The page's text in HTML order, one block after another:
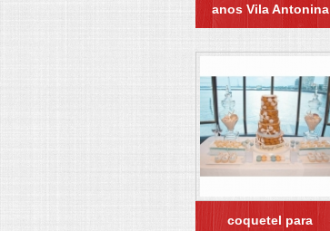
anos Vila Antonina
coquetel para